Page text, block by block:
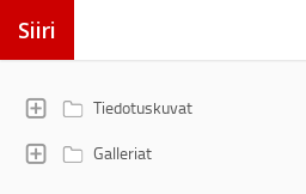
Siiri
Tiedotuskuvat
Galleriat